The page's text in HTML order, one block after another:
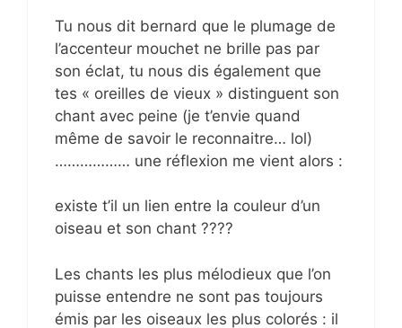
Tu nous dit bernard que le plumage de
l’accenteur mouchet ne brille pas par
son éclat, tu nous dis également que
tes « oreilles de vieux » distinguent son
chant avec peine (je t’envie quand
même de savoir le reconnaitre… lol)
……………… une réflexion me vient alors :
existe t’il un lien entre la couleur d’un
oiseau et son chant ????
Les chants les plus mélodieux que l’on
puisse entendre ne sont pas toujours
émis par les oiseaux les plus colorés : il